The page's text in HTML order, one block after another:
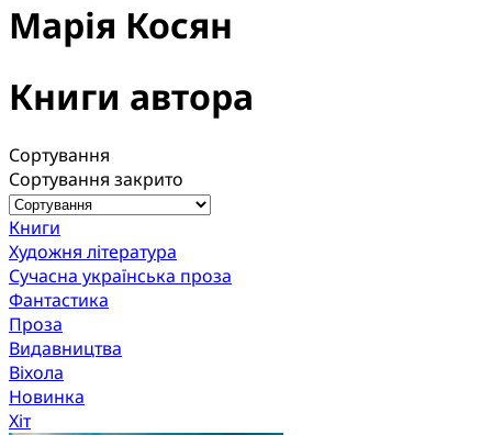
Марія Косян
Книги автора
Сортування
Сортування закрито
Книги
Художня література
Сучасна українська проза
Фантастика
Проза
Видавництва
Віхола
Новинка
Хіт